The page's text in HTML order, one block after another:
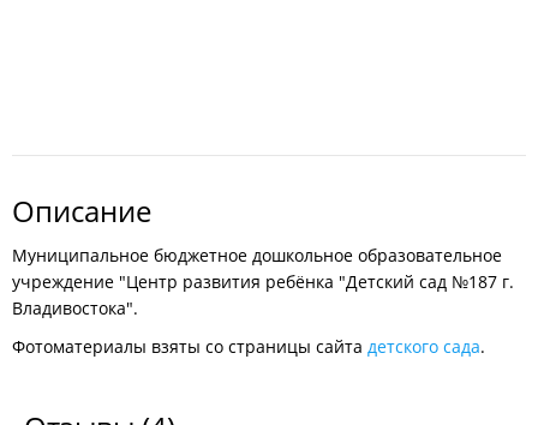
Описание
Муниципальное бюджетное дошкольное образовательное
учреждение "Центр развития ребёнка "Детский сад №187 г.
Владивостока".
Фотоматериалы взяты со страницы сайта детского сада.